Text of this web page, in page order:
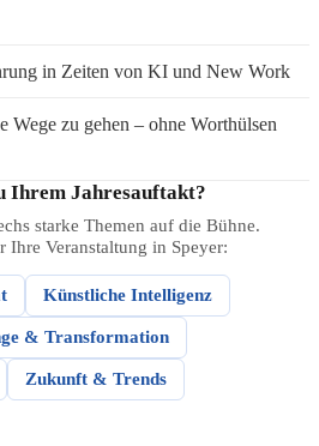
in Zeiten von KI und New Work
zu gehen – ohne Worthülsen
Ihrem Jahresauftakt?
starke Themen auf die Bühne.
Ihre Veranstaltung in Speyer:
Künstliche Intelligenz
& Transformation
Zukunft & Trends